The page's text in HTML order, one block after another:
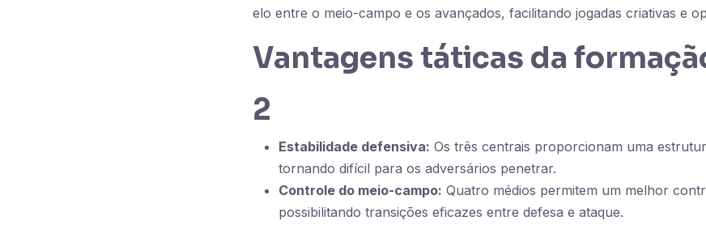
elo entre o meio-campo e os avançados, facilitando jogadas criativas e
Vantagens táticas da
2
Estabilidade defensiva: Os três centrais proporcionam uma
tornando difícil para os adversários penetrar.
Controle do meio-campo: Quatro médios permitem um melhor
possibilitando transições eficazes entre defesa e ataque.